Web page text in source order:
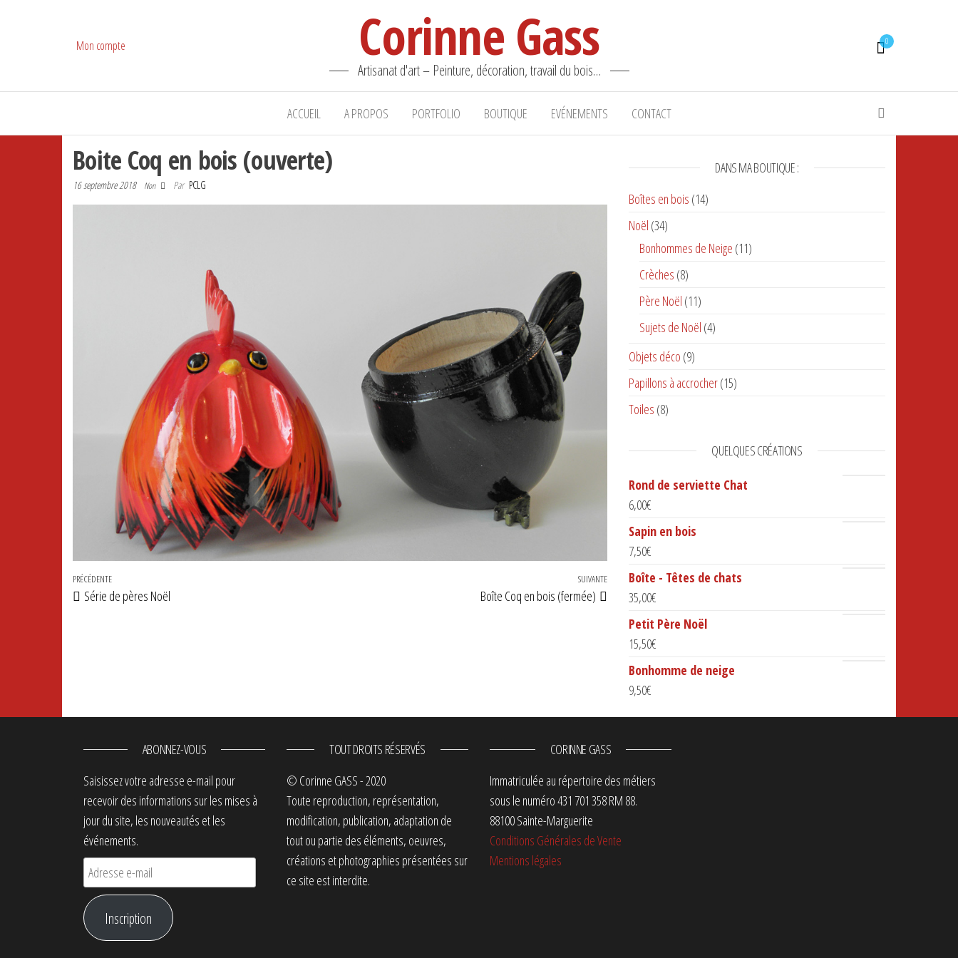
Corinne Gass
Artisanat d'art – Peinture, décoration, travail du bois…
0
Mon compte
ACCUEIL A PROPOS PORTFOLIO BOUTIQUE EVÉNEMENTS CONTACT
Boite Coq en bois (ouverte)
16 septembre 2018 Non Par PCLG
Navigation de l’article
Article précédent
PRÉCÉDENTE
Série de pères Noël
Article suivant
SUIVANTE
Boîte Coq en bois (fermée)
DANS MA BOUTIQUE :
Boîtes en bois (14)
Noël (34)
Bonhommes de Neige (11)
Crèches (8)
Père Noël (11)
Sujets de Noël (4)
Objets déco (9)
Papillons à accrocher(15)
Toiles (8)
QUELQUES CRÉATIONS
Rond de serviette Chat
6,00€
Sapin en bois
7,50€
Boîte - Têtes de chats
35,00€
Petit Père Noël
15,50€
Bonhomme de neige
9,50€
ABONNEZ-VOUS
Saisissez votre adresse e-mail pour
recevoir des informations sur les mises à
jour du site, les nouveautés et les
événements.
Adresse e-mail
Inscription
TOUT DROITS RÉSERVÉS
© Corinne GASS - 2020
Toute reproduction, représentation,
modification, publication, adaptation de
tout ou partie des éléments, oeuvres,
créations et photographies présentées sur
ce site est interdite.
CORINNE GASS
Immatriculée au répertoire des métiers
sous le numéro 431 701 358 RM 88.
88100 Sainte-Marguerite
Conditions Générales de Vente
Mentions légales